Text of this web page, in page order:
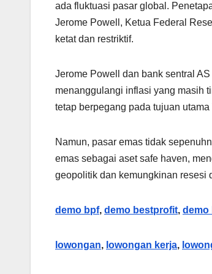
ada fluktuasi pasar global.
Jerome Powell, Ketua Federal
ketat dan restriktif.
Jerome Powell dan bank sentral
menanggulangi inflasi yang masih
tetap berpegang pada tujuan
Namun, pasar emas tidak
emas sebagai aset safe haven,
geopolitik dan kemungkinan resesi
demo bpf, demo bestprofit, demo
lowongan, lowongan kerja,